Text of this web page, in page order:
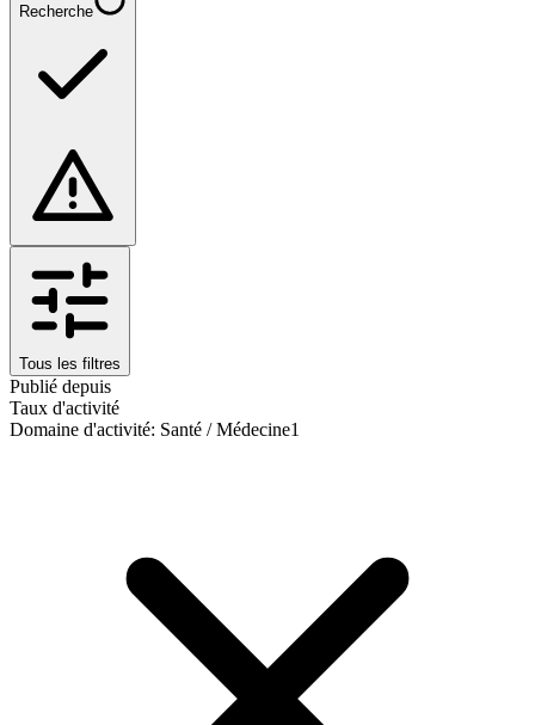
Recherche
Tous les filtres
Publié depuis
Taux d'activité
Domaine d'activité: Santé / Médecine1